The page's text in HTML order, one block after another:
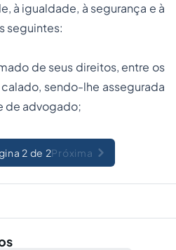
à igualdade, à segurança e à
seguintes:
de seus direitos, entre os
sendo-lhe assegurada
de advogado;
2 de 2Próxima